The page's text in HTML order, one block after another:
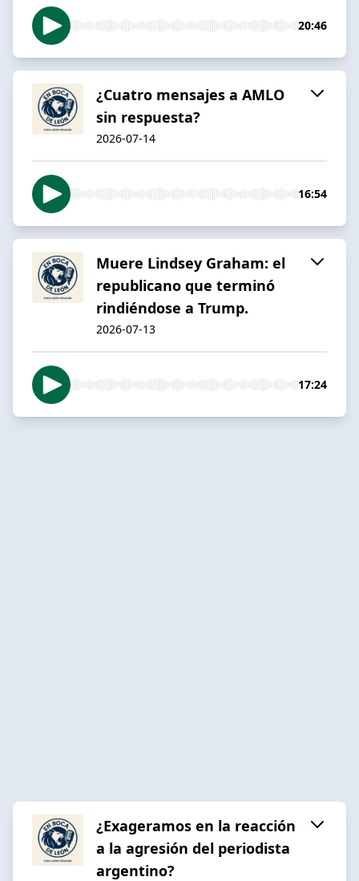
20:46
¿Cuatro mensajes a AMLO
sin respuesta?
2026-07-14
16:54
Muere Lindsey Graham: el
republicano que terminó
rindiéndose a Trump.
2026-07-13
17:24
¿Exageramos en la reacción
a la agresión del periodista
argentino?